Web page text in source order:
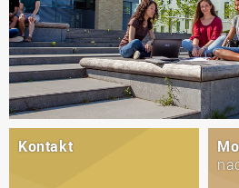
Kontakt